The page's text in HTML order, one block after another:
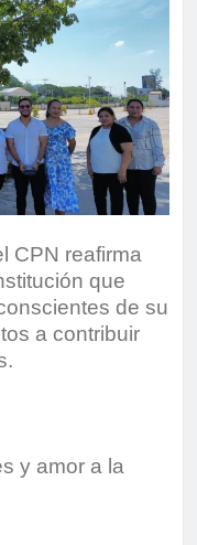
CPN reafirma
que
de su
a contribuir
y amor a la